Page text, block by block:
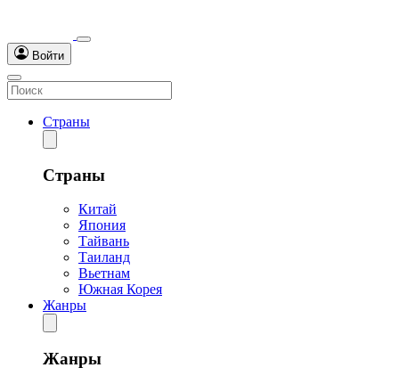
Войти
Страны
Страны
Китай
Япония
Тайвань
Таиланд
Вьетнам
Южная Корея
Жанры
Жанры